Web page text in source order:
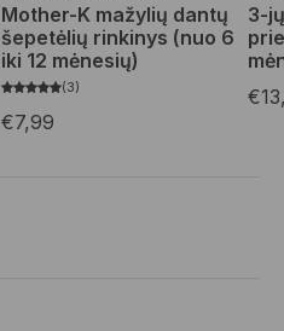
Mother-K mažylių dantų
šepetėlių rinkinys (nuo 6
iki 12 mėnesių)
3
€7,99
3-
€